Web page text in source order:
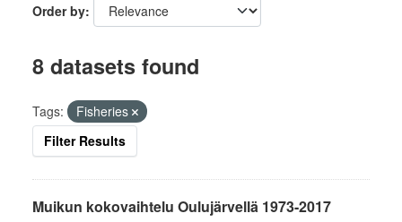
Order by
8 datasets found
Tags:
Fisheries
Filter Results
Muikun kokovaihtelu Oulujärvellä 1973-2017